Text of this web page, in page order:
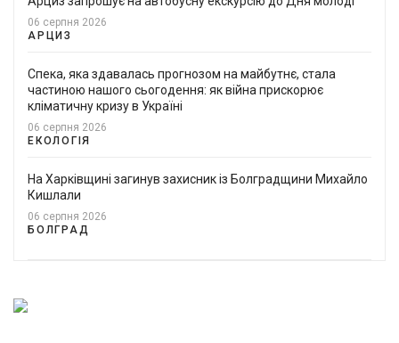
06 серпня 2026
АРЦИЗ
Спека, яка здавалась прогнозом на майбутнє, стала
частиною нашого сьогодення: як війна прискорює
кліматичну кризу в Україні
06 серпня 2026
ЕКОЛОГІЯ
На Харківщині загинув захисник із Болградщини Михайло
Кишлали
06 серпня 2026
БОЛГРАД